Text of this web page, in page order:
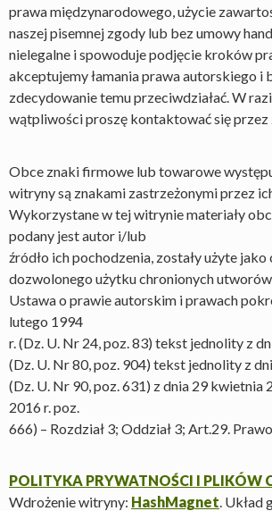
prawa międzynarodowego, użycie
naszej pisemnej zgody lub bez umowy
nielegalne i spowoduje podjęcie kroków
akceptujemy łamania prawa autorskiego i
zdecydowanie temu przeciwdziałać. W
wątpliwości proszę kontaktować się przez
Obce znaki firmowe lub towarowe
witryny są znakami zastrzeżonymi przez
Wykorzystane w tej witrynie materiały
podany jest autor i/lub
źródło ich pochodzenia, zostały użyte
dozwolonego użytku chronionych
Ustawa o prawie autorskim i prawach
lutego 1994
r. (Dz. U. Nr 24, poz. 83) tekst jednolity z
(Dz. U. Nr 80, poz. 904) tekst jednolity z
(Dz. U. Nr 90, poz. 631) z dnia 29 kwietnia
2016 r. poz.
666) – Rozdział 3; Oddział 3; Art.29.
POLITYKA PRYWATNOŚCI I PLIKÓW
Wdrożenie witryny: HashMagnet. Układ